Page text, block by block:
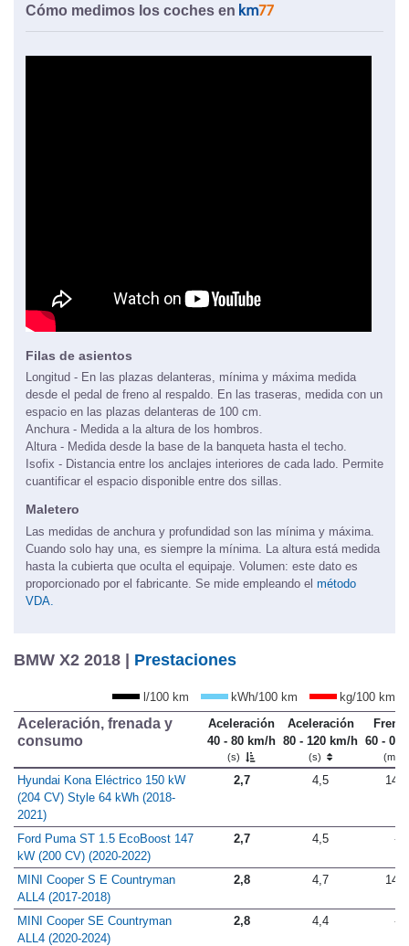
Cómo medimos los coches en
Filas de asientos
Longitud - En las plazas delanteras, mínima y máxima medida
desde el pedal de freno al respaldo. En las traseras, medida con un
espacio en las plazas delanteras de 100 cm.
Anchura - Medida a la altura de los hombros.
Altura - Medida desde la base de la banqueta hasta el techo.
Isofix - Distancia entre los anclajes interiores de cada lado. Permite
cuantificar el espacio disponible entre dos sillas.
Maletero
Las medidas de anchura y profundidad son las mínima y máxima.
Cuando solo hay una, es siempre la mínima. La altura está medida
hasta la cubierta que oculta el equipaje. Volumen: este dato es
proporcionado por el fabricante. Se mide empleando el método
VDA.
BMW X2 2018 | Prestaciones
l/100 km kWh/100 km kg/100 km
Aceleración, frenada y
consumo
Aceleración
40 - 80 km/h
(s)
Aceleración
80 - 120 km/h
(s)
60 - 0
(m)
Hyundai Kona Eléctrico 150 kW
(204 CV) Style 64 kWh (2018-
2021)
2,7 4,5 14,2
Ford Puma ST 1.5 EcoBoost 147
kW (200 CV) (2020-2022)
2,7 4,5 -
MINI Cooper S E Countryman
ALL4 (2017-2018)
2,8 4,7 14,1
MINI Cooper SE Countryman
ALL4 (2020-2024)
2,8 4,4 -